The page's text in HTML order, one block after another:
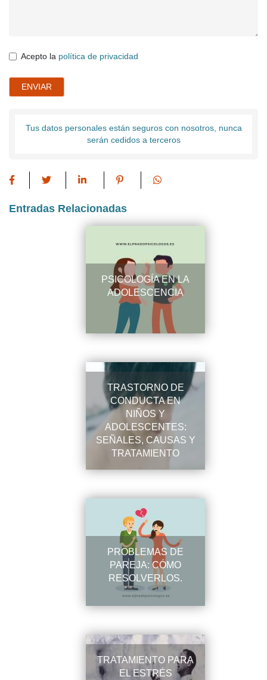
Acepto la política de privacidad
ENVIAR
Tus datos personales están seguros con nosotros, nunca
serán cedidos a terceros
Entradas Relacionadas
PSICOLOGÍA EN LA
ADOLESCENCIA
TRASTORNO DE
CONDUCTA EN
NIÑOS Y
ADOLESCENTES:
SEÑALES, CAUSAS Y
TRATAMIENTO
PROBLEMAS DE
PAREJA: CÓMO
RESOLVERLOS.
TRATAMIENTO PARA
EL ESTRÉS